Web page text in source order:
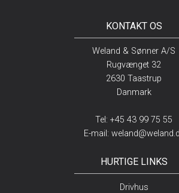
KONTAKT OS
Weland & Sønner A/S
Rugvænget 32
2630 Taastrup
Danmark
Tel:+45 43 99 75 55
E-mail:
HURTIGE LINKS
Drivhus